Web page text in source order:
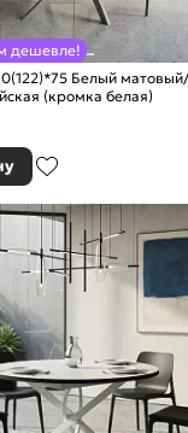
дешевле!
Белый матовый/
(кромка белая)